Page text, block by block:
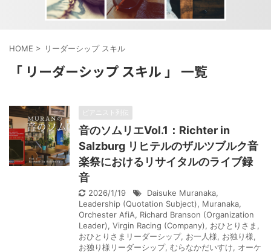
HOME > リーダーシップ スキル
「 リーダーシップ スキル 」 一覧
ピアニスト列伝
音のソムリエVol.1：Richter in
Salzburg リヒテルのザルツブルク音
楽祭におけるリサイタルのライブ録
音
2026/1/19 Daisuke Muranaka,
Leadership (Quotation Subject), Muranaka,
Orchester AfiA, Richard Branson (Organization
Leader), Virgin Racing (Company), おひとりさま ,
おひとりさまリーダーシップ, お一人様, お独り様,
お独り様リーダーシップ, むらなかだいすけ, オーケ